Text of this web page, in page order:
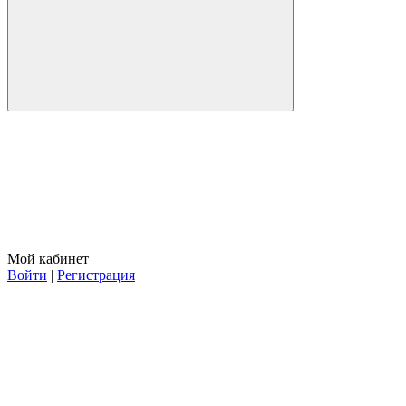
Мой кабинет
Войти | Регистрация